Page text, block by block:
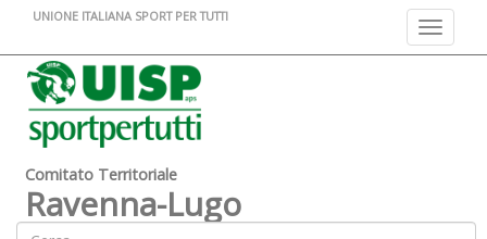
Toggle
UNIONE ITALIANA SPORT PER TUTTI
Comitato Territoriale
Ravenna-Lugo